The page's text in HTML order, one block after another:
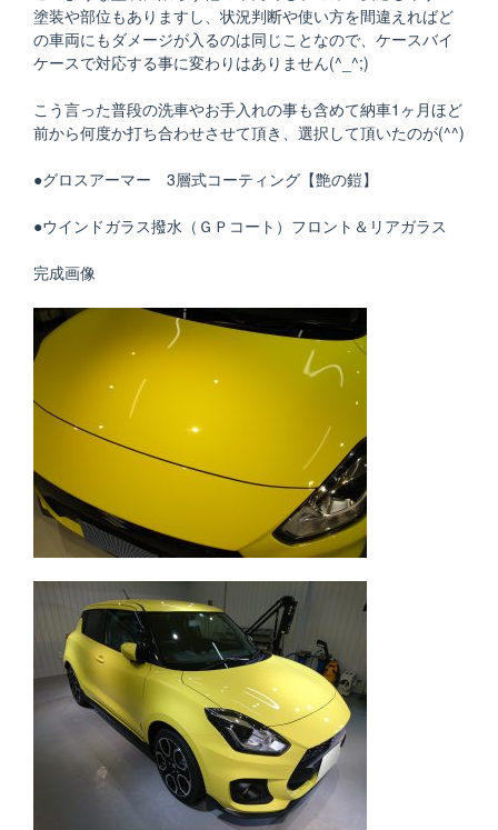
塗装や部位もありますし、状況判断や使い方を間違えればど
の車両にもダメージが入るのは同じことなので、ケースバイ
ケースで対応する事に変わりはありません(^_^;)
こう言った普段の洗車やお手入れの事も含めて納車1ヶ月ほど
前から何度か打ち合わせさせて頂き、選択して頂いたのが(^^)
●グロスアーマー 3層式コーティング【艶の鎧】
●ウインドガラス撥水（ＧＰコート）フロント＆リアガラス
完成画像